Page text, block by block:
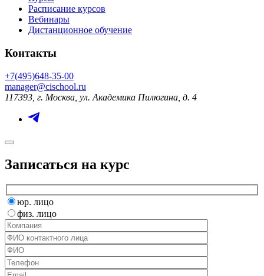
Расписание курсов
Вебинары
Дистанционное обучение
Контакты
+7(495)648-35-00
manager@cischool.ru
117393, г. Москва, ул. Академика Пилюгина, д. 4
Записаться на курс
юр. лицо
физ. лицо